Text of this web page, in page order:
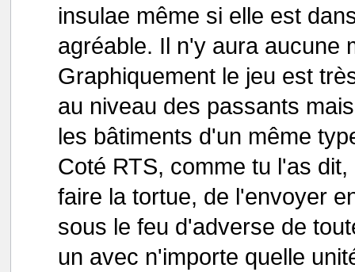
insulae même si elle est
agréable. Il n'y aura aucune
Graphiquement le jeu est
au niveau des passants
les bâtiments d'un même
Coté RTS, comme tu l'as
faire la tortue, de l'envoyer
sous le feu d'adverse de
un avec n'importe quelle